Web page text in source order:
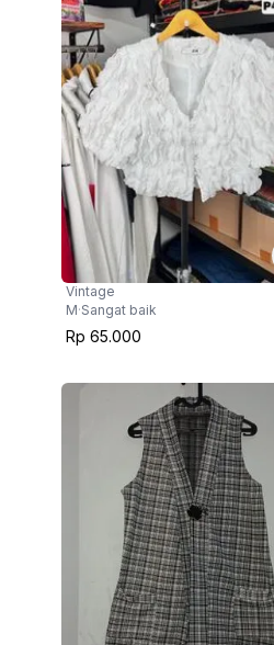
Vintage
M·Sangat baik
Rp 65.000